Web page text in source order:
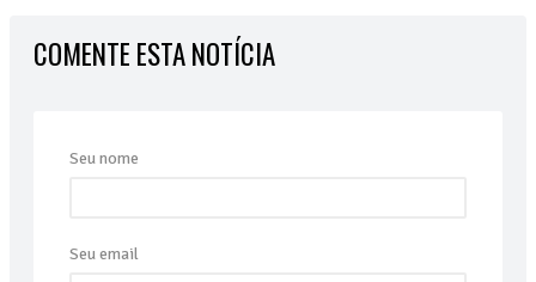
COMENTE ESTA NOTÍCIA
Seu nome
Seu email